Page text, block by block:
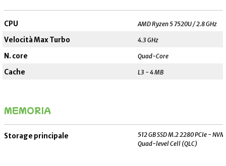
CPU
AMD Ryzen 5 7520U / 2.8 GHz
Velocità Max Turbo 4.3 GHz
N. core Quad-Core
Cache L3 - 4 MB
MEMORIA
Storage principale
512 GB SSD M.2 2280 PCIe -
Quad-level Cell (QLC)